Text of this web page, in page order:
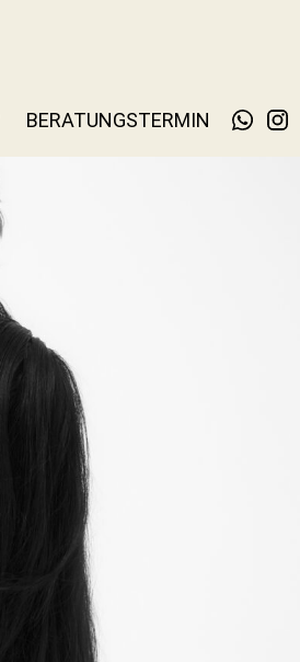
BERATUNGSTERMIN